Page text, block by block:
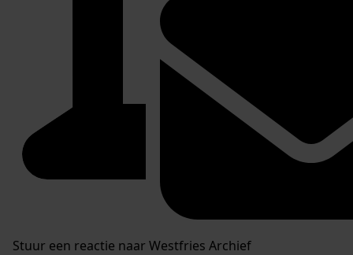
Stuur een reactie naar Westfries Archief